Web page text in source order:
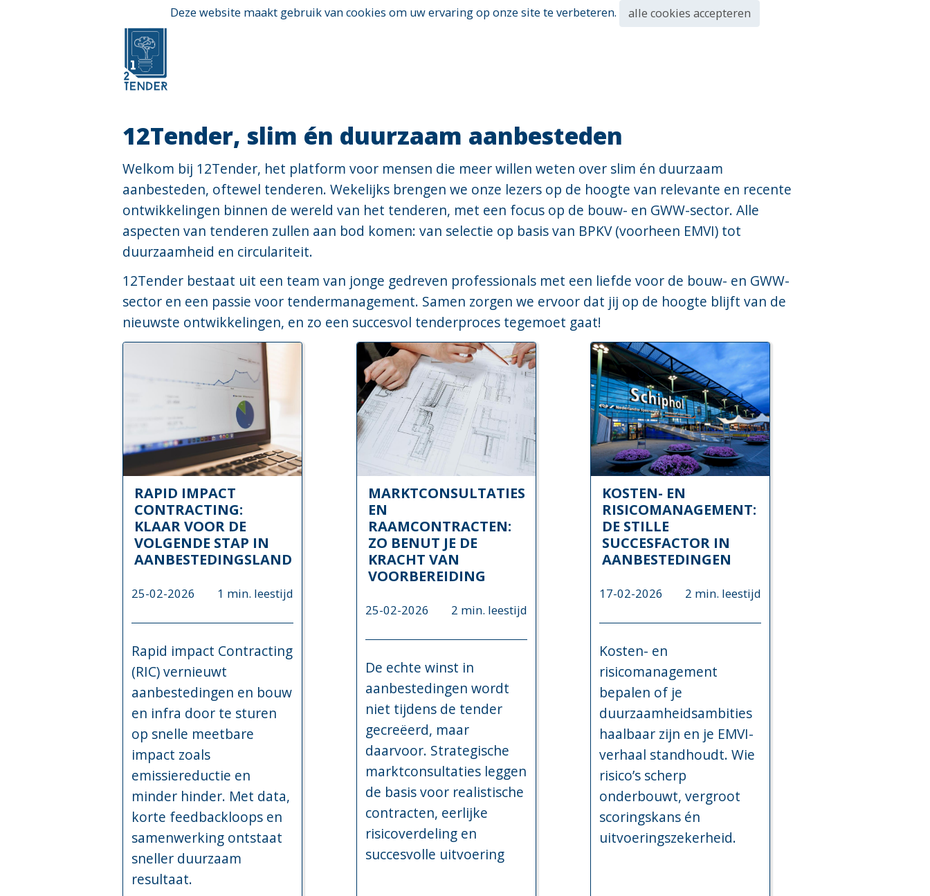
Deze website maakt gebruik van cookies om uw ervaring op onze site te verbeteren. alle cookies accepteren
12Tender, slim én duurzaam aanbesteden
Welkom bij 12Tender, het platform voor mensen die meer willen weten over slim én duurzaam
aanbesteden, oftewel tenderen. Wekelijks brengen we onze lezers op de hoogte van relevante en recente
ontwikkelingen binnen de wereld van het tenderen, met een focus op de bouw- en GWW-sector. Alle
aspecten van tenderen zullen aan bod komen: van selectie op basis van BPKV (voorheen EMVI) tot
duurzaamheid en circulariteit.
12Tender bestaat uit een team van jonge gedreven professionals met een liefde voor de bouw- en GWW-
sector en een passie voor tendermanagement. Samen zorgen we ervoor dat jij op de hoogte blijft van de
nieuwste ontwikkelingen, en zo een succesvol tenderproces tegemoet gaat!
RAPID IMPACT
CONTRACTING:
KLAAR VOOR DE
VOLGENDE STAP IN
AANBESTEDINGSLAND
25-02-2026 1 min. leestijd
Rapid impact Contracting
(RIC) vernieuwt
aanbestedingen en bouw
en infra door te sturen
op snelle meetbare
impact zoals
emissiereductie en
minder hinder. Met data,
korte feedbackloops en
samenwerking ontstaat
sneller duurzaam
resultaat.
MARKTCONSULTATIES
EN
RAAMCONTRACTEN:
ZO BENUT JE DE
KRACHT VAN
VOORBEREIDING
25-02-2026 2 min. leestijd
De echte winst in
aanbestedingen wordt
niet tijdens de tender
gecreëerd, maar
daarvoor. Strategische
marktconsultaties leggen
de basis voor realistische
contracten, eerlijke
risicoverdeling en
succesvolle uitvoering
KOSTEN- EN
RISICOMANAGEMENT:
DE STILLE
SUCCESFACTOR IN
AANBESTEDINGEN
17-02-2026 2 min. leestijd
Kosten- en
risicomanagement
bepalen of je
duurzaamheidsambities
haalbaar zijn en je EMVI-
verhaal standhoudt. Wie
risico’s scherp
onderbouwt, vergroot
scoringskans én
uitvoeringszekerheid.